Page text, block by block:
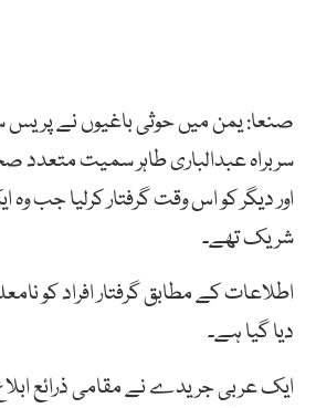
صنعا: یمن میں حوثی باغیوں نے
سربراہ عبدالباری طاہر سمیت متعدد
اور دیگر کو اس وقت گرفتار کرلیا جب
شریک تھے۔
اطلاعات کے مطابق گرفتار افراد کو
دیا گیا ہے۔
ایک عربی جریدے نے مقامی ذرائع